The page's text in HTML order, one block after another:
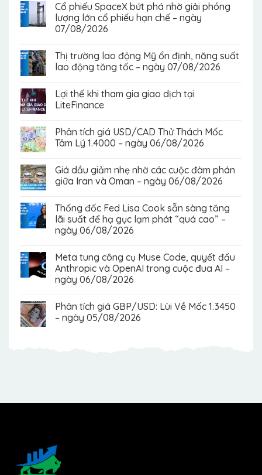
Cổ phiếu SpaceX bứt phá nhờ giải phóng
lượng lớn cổ phiếu hạn chế – ngày
07/08/2026
Thị trường lao động Mỹ ổn định, năng suất
lao động tăng tốc – ngày 07/08/2026
Lợi thế khi tham gia giao dịch tại
LiteFinance
Phân tích giá USD/CAD Thử Thách Mốc
Tâm Lý 1.4000 – ngày 06/08/2026
Giá dầu giảm nhẹ nhờ các cuộc đàm phán
giữa Iran và Oman – ngày 06/08/2026
Thống đốc Fed Lisa Cook sẵn sàng tăng
lãi suất để hạ gục lạm phát “quá cao” –
ngày 06/08/2026
Meta tung công cụ Muse Code, quyết đấu
Anthropic và OpenAI trong cuộc đua AI –
ngày 06/08/2026
Phân tích giá GBP/USD: Lùi Về Mốc 1.3450
– ngày 05/08/2026